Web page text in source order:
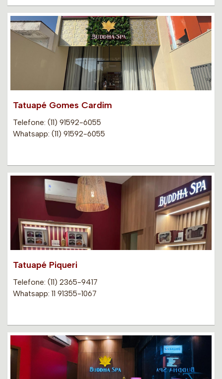
Tatuapé Gomes Cardim
Telefone: (11) 91592-6055
Whatsapp: (11) 91592-6055
Tatuapé Piqueri
Telefone: (11) 2365-9417
Whatsapp: 11 91355-1067